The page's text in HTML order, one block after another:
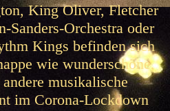
King Oliver, Fletcher
Sanders-Orchestra oder
Kings befinden sich
wie wunderschöne,
musikalische
im Corona-Lockdown